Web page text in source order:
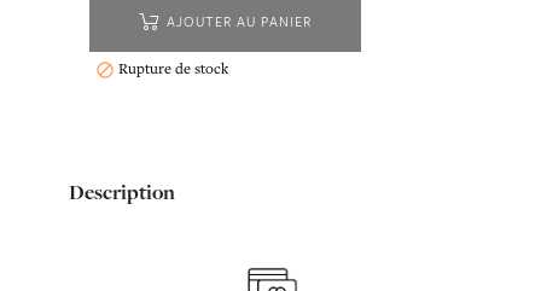
AJOUTER AU PANIER
 Rupture de stock
Description